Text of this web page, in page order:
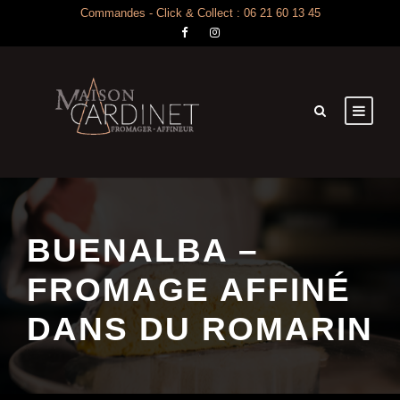
Commandes - Click & Collect : 06 21 60 13 45
BUENALBA –
FROMAGE AFFINÉ
DANS DU ROMARIN